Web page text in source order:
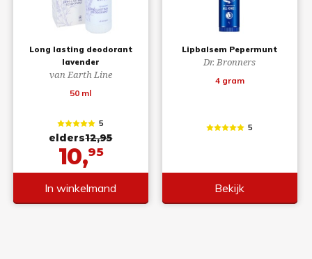
Long lasting deodorant
lavender
van Earth Line
50 ml
5
elders12,95
10,95
In winkelmand
Lipbalsem Pepermunt
Dr. Bronners
4 gram
5
Bekijk